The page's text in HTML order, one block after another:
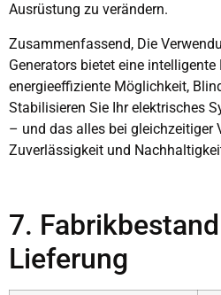
Ausrüstung zu verändern.
Zusammenfassend, Die
Generators bietet eine
energieeffiziente Möglichkeit,
Stabilisieren Sie Ihr elektrisches
– und das alles bei gleichzeitiger
Zuverlässigkeit und
7.
Lieferung